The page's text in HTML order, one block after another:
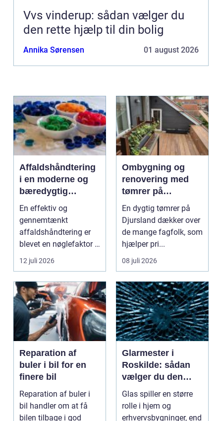
Vvs vinderup: sådan vælger du
den rette hjælp til din bolig
Annika Sørensen 01 august 2026
Affaldshåndtering
i en moderne og
bæredygtig
hverdag
En effektiv og
gennemtænkt
affaldshåndtering er
blevet en nøglefaktor i
den grønne omstilling.
Vi st...
12 juli 2026
Ombygning og
renovering med
tømrer på
Djursland
En dygtig tømrer på
Djursland dækker over
de mange fagfolk, som
hjælper pri...
08 juli 2026
Reparation af
buler i bil for en
finere bil
Reparation af buler i
bil handler om at få
bilen tilbage i god
Glarmester i
Roskilde: sådan
vælger du den
rette fagmand til
dine glasopgaver
Glas spiller en større
rolle i hjem og
erhvervsbygninger, end